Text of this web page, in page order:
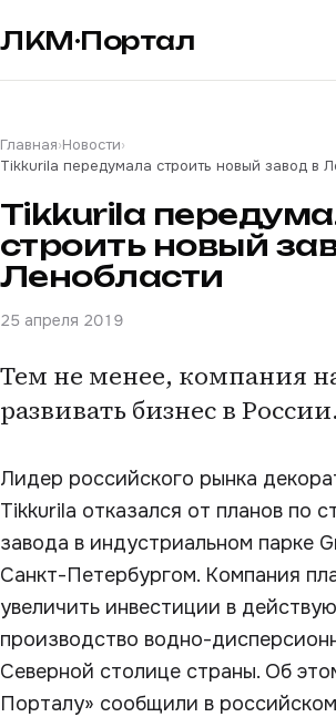
ЛКМ·Портал
Главная›Новости›
Tikkurila передумала строить новый завод в
Tikkurila
строить новый
Ленобласти
25 апреля 2019
Тем не менее, компания
развивать бизнес в России.
Лидер российского рынка
Tikkurila отказался от планов по
завода в индустриальном парке
Санкт-Петербургом. Компания
увеличить инвестиции в
производство водно-
Северной столице страны. Об
Порталу» сообщили в российском